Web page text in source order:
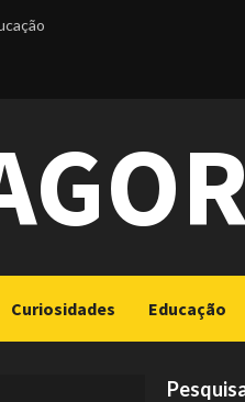
Curiosidades Educação